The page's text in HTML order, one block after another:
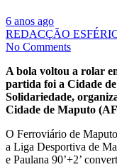
6 anos ago
REDACÇÃO
No Comments
A bola voltou a rolar
partida foi a Cidade
Solidariedade,
Cidade de Maputo
O Ferroviário de
a Liga Desportiva de
e Paulana 90’+2’